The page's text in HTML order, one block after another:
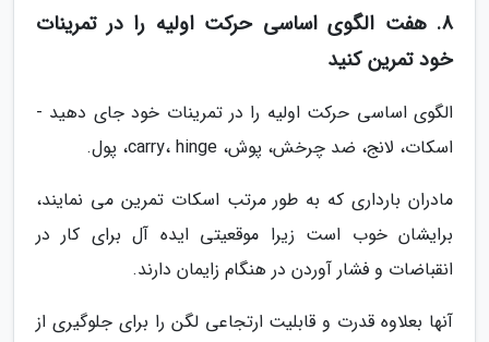
8. هفت الگوی اساسی حرکت اولیه را در تمرینات
خود تمرین کنید
الگوی اساسی حرکت اولیه را در تمرینات خود جای دهید -
اسکات، لانج، ضد چرخش، پوش، carry، hinge، پول.
مادران بارداری که به طور مرتب اسکات تمرین می نمایند،
برایشان خوب است زیرا موقعیتی ایده آل برای کار در
انقباضات و فشار آوردن در هنگام زایمان دارند.
آنها بعلاوه قدرت و قابلیت ارتجاعی لگن را برای جلوگیری از